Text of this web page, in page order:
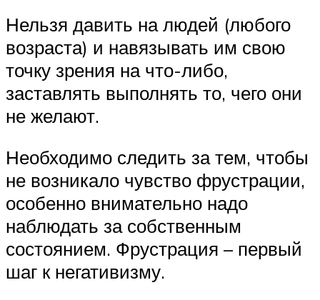
Нельзя давить на людей (любого
возраста) и навязывать им свою
точку зрения на что-либо,
заставлять выполнять то, чего они
не желают.
Необходимо следить за тем, чтобы
не возникало чувство фрустрации,
особенно внимательно надо
наблюдать за собственным
состоянием. Фрустрация – первый
шаг к негативизму.